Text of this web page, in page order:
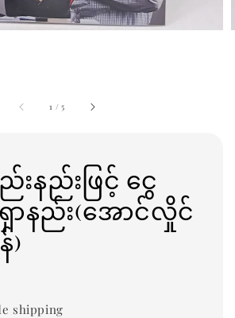
1 /5
နည်းဖြင့် ငွေ
းရှာနည်း(အောင်လှိုင်
)
shipping